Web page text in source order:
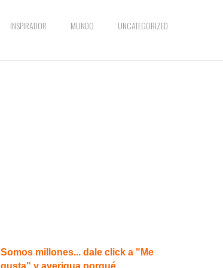
INSPIRADOR MUNDO UNCATEGORIZED
Somos millones... dale click a "Me
gusta" y averigua porqué